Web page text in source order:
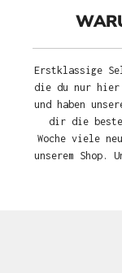
Erstklassige
die du nur hier
und haben
dir die
Woche viele
unserem Shop.